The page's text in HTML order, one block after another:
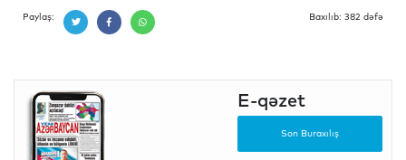
Paylaş: Baxılıb: 382 dəfə
E-qəzet
Son Buraxılış